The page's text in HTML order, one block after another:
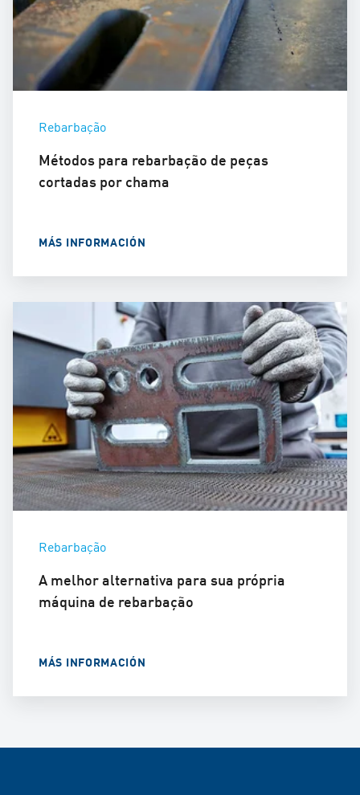
Rebarbação
Métodos para rebarbação de peças
cortadas por chama
MÁS INFORMACIÓN
Rebarbação
A melhor alternativa para sua própria
máquina de rebarbação
MÁS INFORMACIÓN